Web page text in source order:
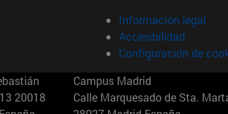
Información legal
Accesibilidad
Configuración de
20018
Campus Madrid
Calle Marquesado de Sta.